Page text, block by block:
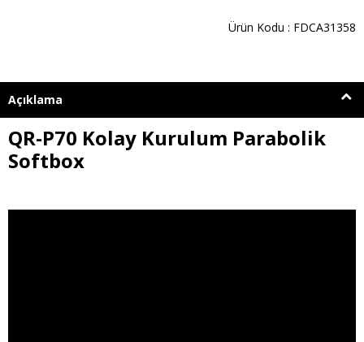
Ürün Kodu : FDCA31358
Açıklama
QR-P70 Kolay Kurulum Parabolik
Softbox